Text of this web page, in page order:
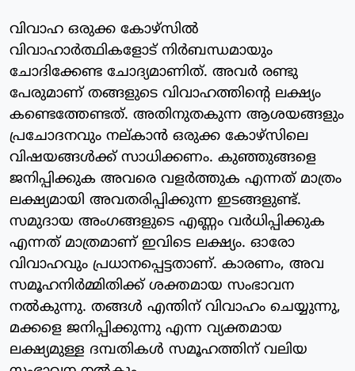
വിവാഹ ഒരുക്ക കോഴ്സിൽ
വിവാഹാർത്ഥികളോട് നിർബന്ധമായും
ചോദിക്കേണ്ട ചോദ്യമാണിത്. അവർ രണ്ടു
പേരുമാണ് തങ്ങളുടെ വിവാഹത്തിന്റെ ലക്ഷ്യം
കണ്ടെത്തേണ്ടത്. അതിനുതകുന്ന ആശയങ്ങളും
പ്രചോദനവും നല്കാൻ ഒരുക്ക കോഴ്സിലെ
വിഷയങ്ങൾക്ക് സാധിക്കണം. കുഞ്ഞുങ്ങളെ
ജനിപ്പിക്കുക അവരെ വളർത്തുക എന്നത് മാത്രം
ലക്ഷ്യമായി അവതരിപ്പിക്കുന്ന ഇടങ്ങളുണ്ട്.
സമുദായ അംഗങ്ങളുടെ എണ്ണം വർധിപ്പിക്കുക
എന്നത് മാത്രമാണ് ഇവിടെ ലക്ഷ്യം. ഓരോ
വിവാഹവും പ്രധാനപ്പെട്ടതാണ്. കാരണം, അവ
സമൂഹനിർമ്മിതിക്ക് ശക്തമായ സംഭാവന
നൽകുന്നു. തങ്ങൾ എന്തിന് വിവാഹം ചെയ്യുന്നു,
മക്കളെ ജനിപ്പിക്കുന്നു എന്ന വ്യക്തമായ
ലക്ഷ്യമുള്ള ദമ്പതികൾ സമൂഹത്തിന് വലിയ